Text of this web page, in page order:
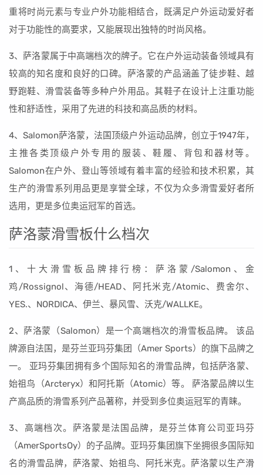
重将时尚元素与专业户外功能相结合，既满足户外运动爱好者
对于功能性的高要求，又能展现出独特的时尚风格。
3、萨洛蒙属于中高端档次的牌子。它在户外运动装备领域具有
较高的知名度和良好的口碑。萨洛蒙的产品涵盖了徒步鞋、越
野跑鞋、滑雪装备等多种户外用品。其鞋子在设计上注重功能
性和舒适性，采用了先进的科技和高品质的材料。
4、Salomon萨洛蒙，法国顶级户外运动品牌，创立于1947年，
主推各类顶级户外专用的服装、鞋履、背包和器材等。
Salomon在户外、登山等领域有着丰富的经验和技术积累，其
生产的滑雪系列用品更是享誉全球，不仅为众多滑雪爱好者所
选用，更是多位奥运冠军的首选。
萨洛蒙滑雪板什么档次
1、十大滑雪板品牌排行榜：萨洛蒙/Salomon、金
鸡/Rossignol、海德/HEAD、阿托米克/Atomic、费舍尔、
YES.、NORDICA、伊兰、暴风雪、沃克/WALLKE。
2、萨洛蒙（Salomon）是一个高端档次的滑雪板品牌。 该品
牌源自法国，是芬兰亚玛芬集团（Amer Sports）的旗下品牌之
一。 亚玛芬集团拥有多个国际知名的滑雪品牌，包括萨洛蒙、
始祖鸟（Arcteryx）和阿托斯（Atomic）等。 萨洛蒙品牌以生
产高品质的滑雪系列产品著称，并受到多位奥运冠军的青睐。
3、高端档次。萨洛蒙是法国品牌，是芬兰体育公司亚玛芬
（AmerSportsOy）的子品牌。亚玛芬集团旗下坐拥很多国际知
名的滑雪品牌，萨洛蒙、始祖鸟、阿托米克。萨洛蒙以生产滑